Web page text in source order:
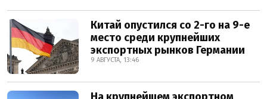
Китай опустился со 2-го на 9-е
место среди крупнейших
экспортных рынков Германии
9 АВГУСТА, 13:46